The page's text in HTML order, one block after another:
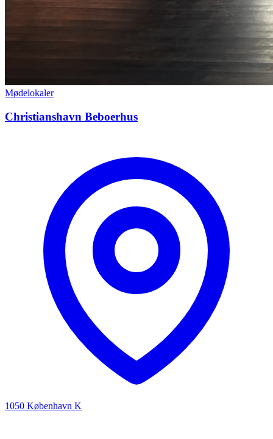
Mødelokaler
Christianshavn Beboerhus
1050 København K